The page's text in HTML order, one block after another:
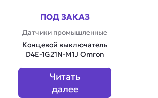
ПОД ЗАКАЗ
Датчики промышленные
Концевой выключатель
D4E-1G21N-M1J Omron
Читать
далее